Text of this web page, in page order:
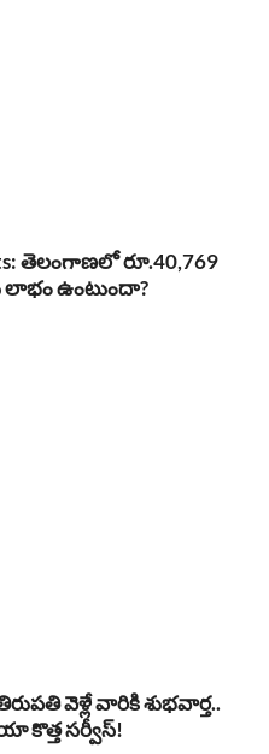
తెలంగాణలో రూ.40,769
లాభం ఉంటుందా?
వెళ్లే వారికి శుభవార్త..
కొత్త సర్వీస్!